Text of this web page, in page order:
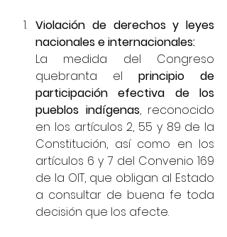
Violación de derechos y leyes
nacionales e internacionales:
La medida del Congreso
quebranta el principio de
participación efectiva de los
pueblos indígenas, reconocido
en los artículos 2, 55 y 89 de la
Constitución, así como en los
artículos 6 y 7 del Convenio 169
de la OIT, que obligan al Estado
a consultar de buena fe toda
decisión que los afecte.